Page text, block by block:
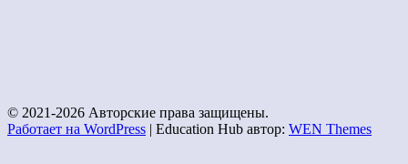
© 2021-2026 Авторские права защищены.
Работает на WordPress | Education Hub автор: WEN Themes